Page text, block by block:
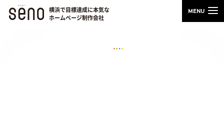
横浜で目標達成に本気な
ホームページ制作会社